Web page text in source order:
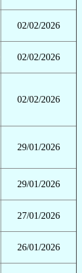
02/02/2026
02/02/2026
02/02/2026
29/01/2026
29/01/2026
27/01/2026
26/01/2026